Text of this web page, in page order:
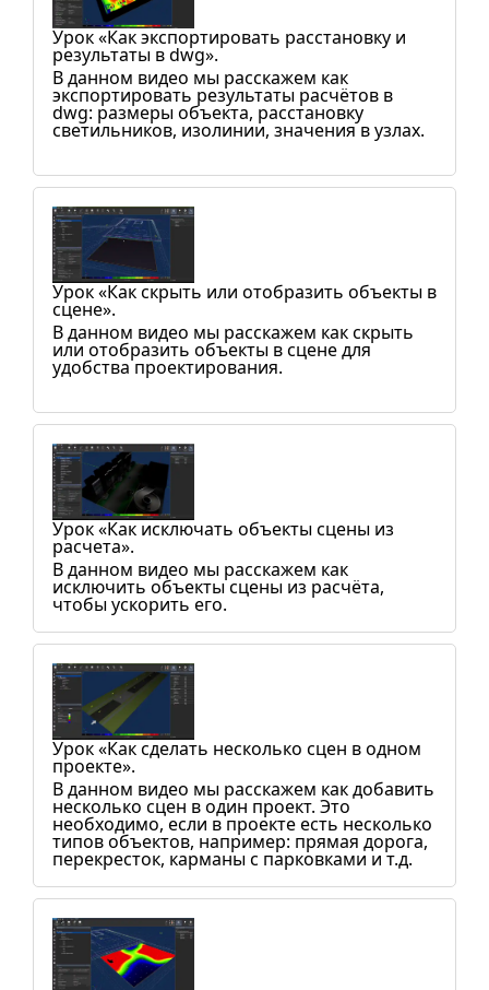
Урок «Как экспортировать расстановку и
результаты в dwg».
В данном видео мы расскажем как
экспортировать результаты расчётов в
dwg: размеры объекта, расстановку
светильников, изолинии, значения в узлах.
Урок «Как скрыть или отобразить объекты в
сцене».
В данном видео мы расскажем как скрыть
или отобразить объекты в сцене для
удобства проектирования.
Урок «Как исключать объекты сцены из
расчета».
В данном видео мы расскажем как
исключить объекты сцены из расчёта,
чтобы ускорить его.
Урок «Как сделать несколько сцен в одном
проекте».
В данном видео мы расскажем как добавить
несколько сцен в один проект. Это
необходимо, если в проекте есть несколько
типов объектов, например: прямая дорога,
перекресток, карманы с парковками и т.д.